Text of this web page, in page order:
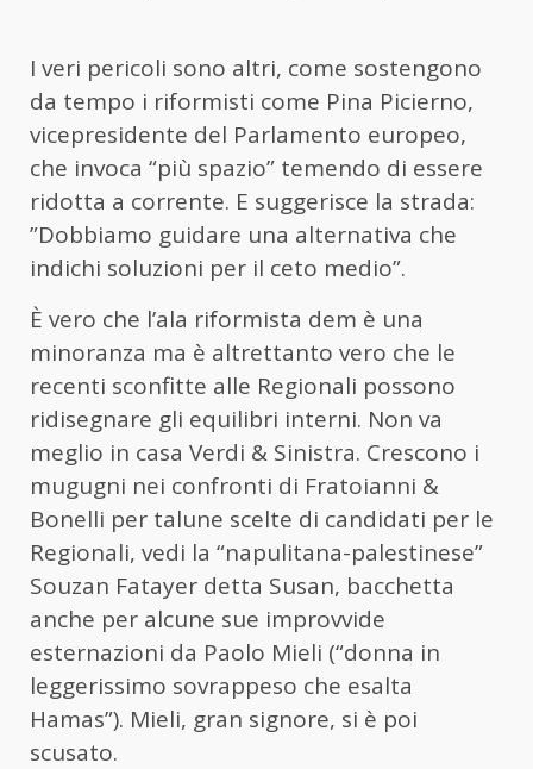
I veri pericoli sono altri, come sostengono
da tempo i riformisti come Pina Picierno,
vicepresidente del Parlamento europeo,
che invoca “più spazio” temendo di essere
ridotta a corrente. E suggerisce la strada:
”Dobbiamo guidare una alternativa che
indichi soluzioni per il ceto medio”.
È vero che l’ala riformista dem è una
minoranza ma è altrettanto vero che le
recenti sconfitte alle Regionali possono
ridisegnare gli equilibri interni. Non va
meglio in casa Verdi & Sinistra. Crescono i
mugugni nei confronti di Fratoianni &
Bonelli per talune scelte di candidati per le
Regionali, vedi la “napulitana-palestinese”
Souzan Fatayer detta Susan, bacchetta
anche per alcune sue improvvide
esternazioni da Paolo Mieli (“donna in
leggerissimo sovrappeso che esalta
Hamas”). Mieli, gran signore, si è poi
scusato.